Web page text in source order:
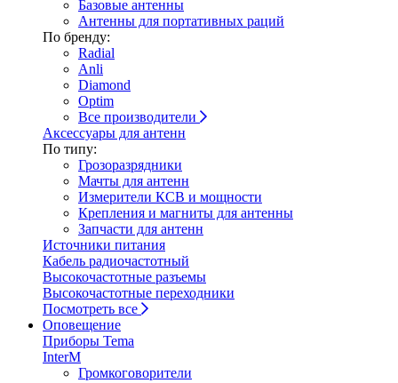
Базовые антенны
Антенны для портативных раций
По бренду:
Radial
Anli
Diamond
Optim
Все производители
Аксессуары для антенн
По типу:
Грозоразрядники
Мачты для антенн
Измерители КСВ и мощности
Крепления и магниты для антенны
Запчасти для антенн
Источники питания
Кабель радиочастотный
Высокочастотные разъемы
Высокочастотные переходники
Посмотреть все
Оповещение
Приборы Tema
InterM
Громкоговорители